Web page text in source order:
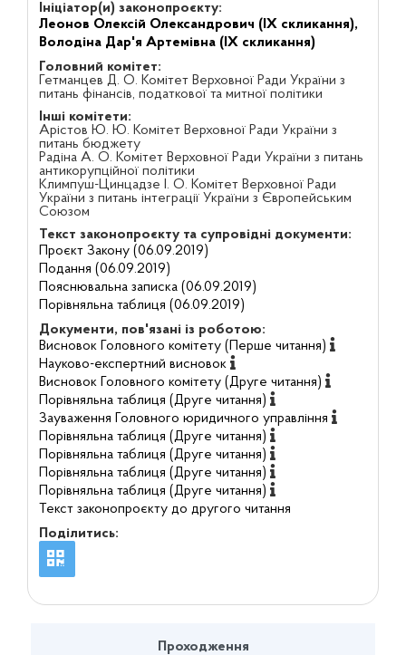
Ініціатор(и) законопроєкту:
Леонов Олексій Олександрович (IX скликання),
Володіна Дар'я Артемівна (IX скликання)
Головний комітет:
Гетманцев Д. О. Комітет Верховної Ради України з
питань фінансів, податкової та митної політики
Інші комітети:
Арістов Ю. Ю. Комітет Верховної Ради України з
питань бюджету
Радіна А. О. Комітет Верховної Ради України з питань
антикорупційної політики
Климпуш-Цинцадзе І. О. Комітет Верховної Ради
України з питань інтеграції України з Європейським
Союзом
Текст законопроєкту та супровідні документи:
Проєкт Закону (06.09.2019)
Подання (06.09.2019)
Пояснювальна записка (06.09.2019)
Порівняльна таблиця (06.09.2019)
Документи, пов'язані із роботою:
Висновок Головного комітету (Перше читання)
Науково-експертний висновок
Висновок Головного комітету (Друге читання)
Порівняльна таблиця (Друге читання)
Зауваження Головного юридичного управління
Порівняльна таблиця (Друге читання)
Порівняльна таблиця (Друге читання)
Порівняльна таблиця (Друге читання)
Порівняльна таблиця (Друге читання)
Текст законопроєкту до другого читання
Поділитись:
Проходження